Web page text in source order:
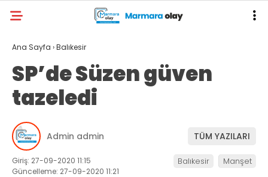
Ana Sayfa ›Balıkesir
SP’de Süzen güven
tazeledi
Admin admin TÜM YAZILARI
Giriş: 27-09-2020 11:15
Güncelleme: 27-09-2020 11:21
Balıkesir Manşet